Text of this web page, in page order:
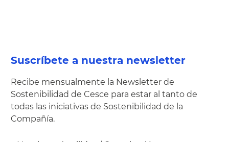
Suscríbete a nuestra newsletter
Recibe mensualmente la Newsletter de
Sostenibilidad de Cesce para estar al tanto de
todas las iniciativas de Sostenibilidad de la
Compañía.